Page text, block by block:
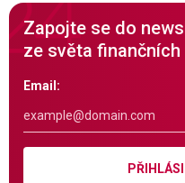
Zapojte se do
ze světa finančních
Email: